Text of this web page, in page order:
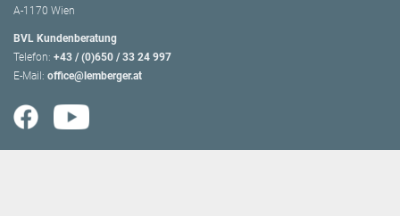
A-1170 Wien
BVL Kundenberatung
Telefon: +43 / (0)650 / 33 24 997
E-Mail: office@lemberger.at